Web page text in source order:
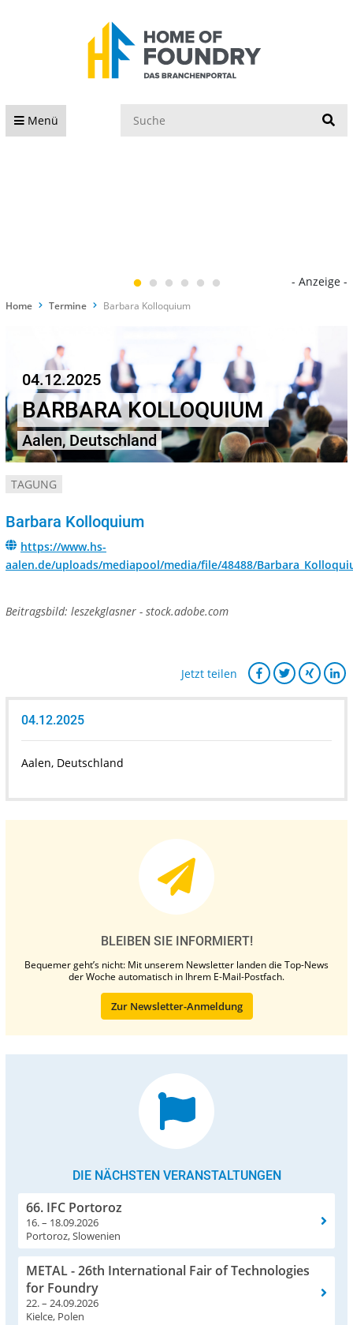
Menü
- Anzeige -
Home Termine Barbara Kolloquium
04.12.2025
BARBARA KOLLOQUIUM
Aalen, Deutschland
TAGUNG
Barbara Kolloquium
https://www.hs-
aalen.de/uploads/mediapool/media/file/48488/
Beitragsbild: leszekglasner - stock.adobe.com
Jetzt teilen
04.12.2025
Aalen, Deutschland
BLEIBEN SIE INFORMIERT!
Bequemer geht’s nicht: Mit unserem Newsletter landen die Top-News
der Woche automatisch in Ihrem E-Mail-Postfach.
Zur Newsletter-Anmeldung
DIE NÄCHSTEN VERANSTALTUNGEN
66. IFC Portoroz
16. – 18.09.2026
Portoroz, Slowenien
METAL - 26th International Fair of Technologies
for Foundry
22. – 24.09.2026
Kielce, Polen